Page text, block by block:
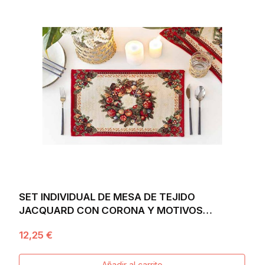
SET INDIVIDUAL DE MESA DE TEJIDO
JACQUARD CON CORONA Y MOTIVOS
12,25 €